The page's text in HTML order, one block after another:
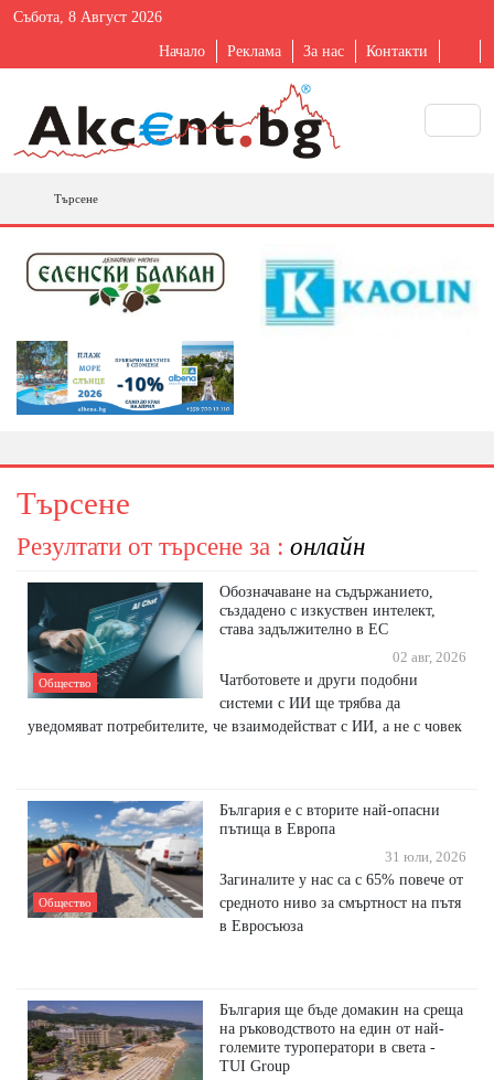
Събота, 8 Август 2026
Начало Реклама За нас Контакти
Търсене
Търсене
Резултати от търсене за : онлайн
Общество
Обозначаване на съдържанието,
създадено с изкуствен интелект,
става задължително в ЕС
02 авг, 2026
Чатботовете и други подобни
системи с ИИ ще трябва да
уведомяват потребителите, че взаимодействат с ИИ, а не с човек
Общество
България е с вторите най-опасни
пътища в Европа
31 юли, 2026
Загиналите у нас са с 65% повече от
средното ниво за смъртност на пътя
в Евросъюза
България ще бъде домакин на среща
на ръководството на един от най-
големите туроператори в света -
TUI Group